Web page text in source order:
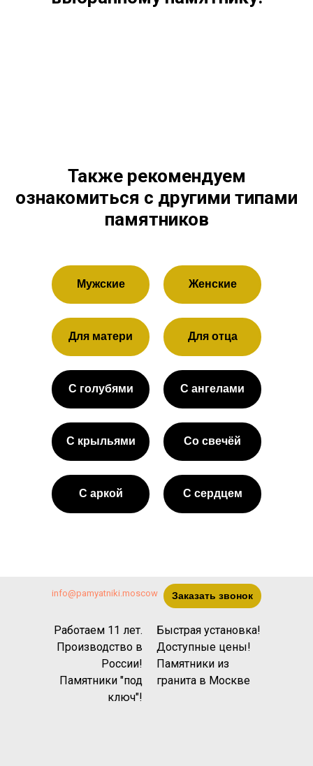
Также рекомендуем
ознакомиться с другими типами
памятников
Мужские Женские
Для отца
Для матери
С ангелами
С голубями
Со свечёй
С сердцем
С аркой
С крыльями
Работаем 11 лет.
Производство в
России!
Памятники "под
ключ"!
info@pamyatniki.moscow
Быстрая установка!
Доступные цены!
Памятники из
гранита в Москве
Заказать звонок